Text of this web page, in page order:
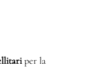
per la